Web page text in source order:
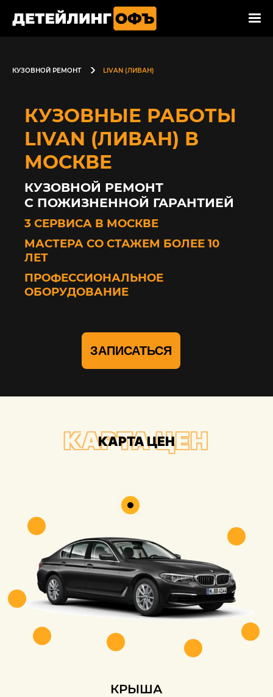
КУЗОВНОЙ РЕМОНТ LIVAN (ЛИВАН)
КУЗОВНЫЕ РАБОТЫ
LIVAN (ЛИВАН) В
МОСКВЕ
КУЗОВНОЙ РЕМОНТ
С ПОЖИЗНЕННОЙ ГАРАНТИЕЙ
3 СЕРВИСА В МОСКВЕ
МАСТЕРА СО СТАЖЕМ БОЛЕЕ 10
ЛЕТ
ПРОФЕССИОНАЛЬНОЕ
ОБОРУДОВАНИЕ
ЗАПИСАТЬСЯ
КАРТА ЦЕН
КАРТА ЦЕН
КРЫША